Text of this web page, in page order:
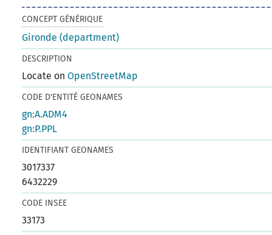
CONCEPT GÉNÉRIQUE
Gironde (department)
DESCRIPTION
Locate onOpenStreetMap
CODE D'ENTITÉ GEONAMES
gn:A.ADM4
gn:P.PPL
IDENTIFIANT GEONAMES
3017337
6432229
CODE INSEE
33173